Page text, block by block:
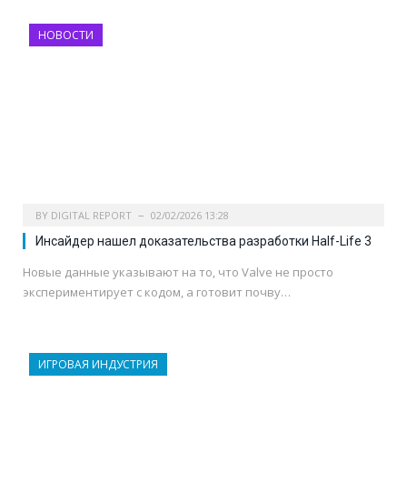
НОВОСТИ
BY DIGITAL REPORT 02/02/2026 13:28
Инсайдер нашел доказательства разработки Half-Life 3
Новые данные указывают на то, что Valve не просто
экспериментирует с кодом, а готовит почву…
ИГРОВАЯ ИНДУСТРИЯ